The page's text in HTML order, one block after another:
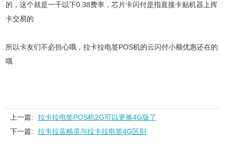
的，这个就是一千以下0.38费率，芯片卡闪付是指直接卡贴机器上挥
卡交易的
所以卡友们不必担心哦，拉卡拉电签POS机的云闪付小额优惠还在的
哦
上一篇:
拉卡拉电签POS机2G可以更换4G版了
下一篇:
拉卡拉蓝精灵与拉卡拉电签4G区别